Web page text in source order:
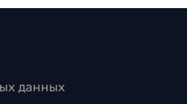
данных